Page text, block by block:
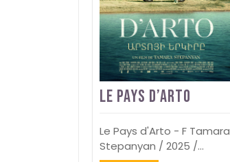
Le Pays d’Arto
Le Pays d'Arto - F Tamara
Stepanyan / 2025 /…